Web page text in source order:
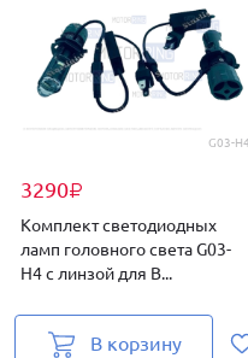
G03-H4
3290₽
Комплект светодиодных
ламп головного света G03-
H4 с линзой для В...
В корзину